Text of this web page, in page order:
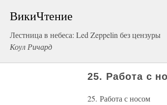
ВикиЧтение
Лестница в небеса: Led Zeppelin без цензуры
Коул Ричард
25. Работа с
25. Работа с носом